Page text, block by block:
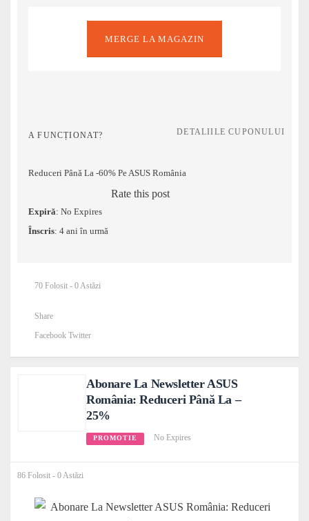
MERGE LA MAGAZIN
A FUNCȚIONAT? DETALIILE CUPONULUI
Reduceri Până La -60% Pe ASUS România
Rate this post
Expiră: No Expires
Înscris: 4 ani în urmă
70 Folosit - 0 Astăzi
Share
Facebook Twitter
Abonare La Newsletter ASUS
România: Reduceri Până La –
25%
PROMOTIE No Expires
86 Folosit - 0 Astăzi